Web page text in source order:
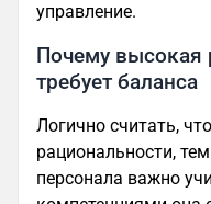
управление.
Почему высокая
требует баланса
Логично считать,
рациональности,
персонала важно